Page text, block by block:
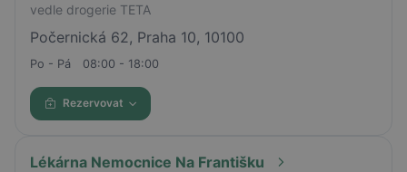
vedle drogerie TETA
Počernická 62, Praha 10, 10100
Po - Pá 08:00 - 18:00
Rezervovat
Lékárna Nemocnice Na Františku